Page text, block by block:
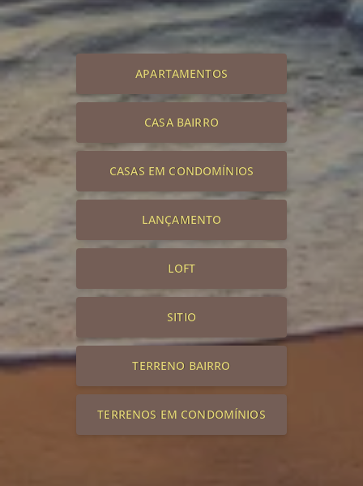
APARTAMENTOS
CASA BAIRRO
CASAS EM CONDOMÍNIOS
LANÇAMENTO
LOFT
SITIO
TERRENO BAIRRO
TERRENOS EM CONDOMÍNIOS